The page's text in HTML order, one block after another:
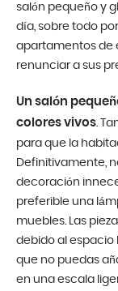
salón pequeño y
día, sobre todo
apartamentos de
renunciar a sus
Un salón
colores vivos .
para que la
Definitivamente,
decoración
preferible una
muebles. Las
debido al espacio
que no puedas
en una escala